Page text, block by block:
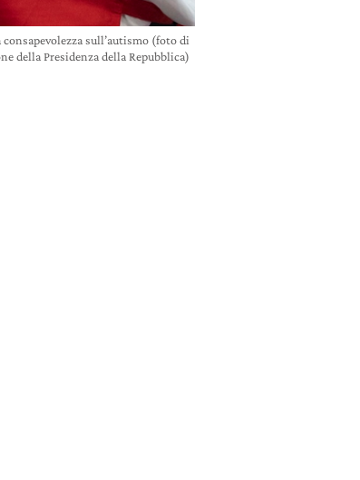
sull’autismo (foto di
della Presidenza della Repubblica)